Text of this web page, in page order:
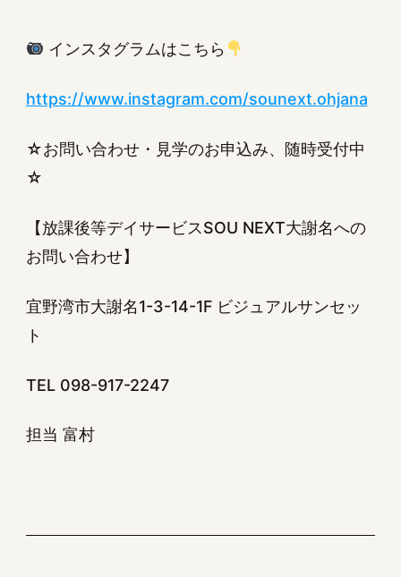
インスタグラムはこちら
https://www.instagram.com/sounext.ohjana
☆お問い合わせ・見学のお申込み、随時受付中
☆
【放課後等デイサービスSOU NEXT大謝名への
お問い合わせ】
宜野湾市大謝名1-3-14-1F ビジュアルサンセッ
ト
TEL 098-917-2247
担当 富村